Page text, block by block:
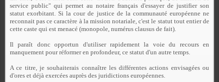
service public" qui permet au notaire français d'essayer de justifier son
statut exorbitant. Si la cour de justice de la communauté européenne ne
reconnait pas ce caractère à la mission notariale, c'est le statut tout entier de
cette caste qui est menacé (monopole, numérus clausus de fait).
Il paraît donc opportun d'utiliser rapidement la voie du recours en
manquement pour réformer en profondeur, ce statut d'un autre temps.
A ce titre, je souhaiterais connaître les différentes actions envisagées ou
d'ores et déjà exercées auprès des juridictions européennes.